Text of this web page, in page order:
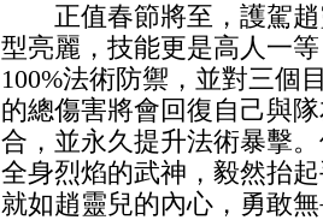
正值春節將至，護駕趙
型亮麗，技能更是高人一
100%法術防禦，並對三個
的總傷害將會回復自己與
合，並永久提升法術暴擊
全身烈焰的武神，毅然抬
就如趙靈兒的內心，勇敢